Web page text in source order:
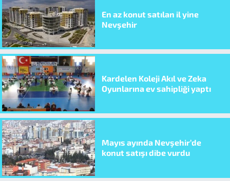
En az konut satılan il yine
Nevşehir
Kardelen Koleji Akıl ve Zeka
Oyunlarına ev sahipliği yaptı
Mayıs ayında Nevşehir’de
konut satışı dibe vurdu